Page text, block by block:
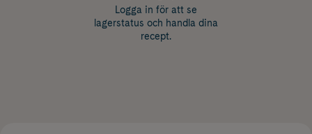
Logga in för att se
lagerstatus och handla dina
recept.